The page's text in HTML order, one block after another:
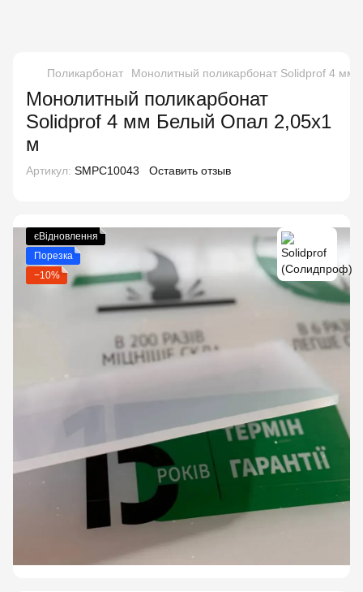
Поликарбонат Монолитный поликарбонат Solidprof 4
Монолитный поликарбонат
Solidprof 4 мм Белый Опал 2,05x1
м
Артикул: SMPC10043 Оставить отзыв
єВідновлення
Порезка
−10%